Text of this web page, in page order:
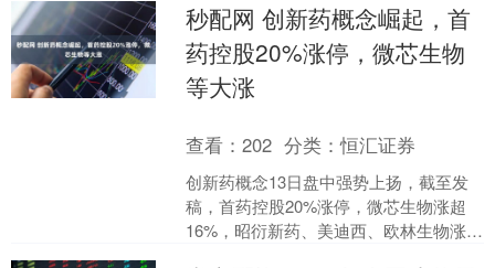
在一定程度上反....
秒配网 创新药概念崛起，首
药控股20%涨停，微芯生物
等大涨
查看：202 分类：恒汇证券
创新药概念13日盘中强势上扬，截至发
稿，首药控股20%涨停，微芯生物涨超
16%，昭衍新药、美迪西、欧林生物涨超